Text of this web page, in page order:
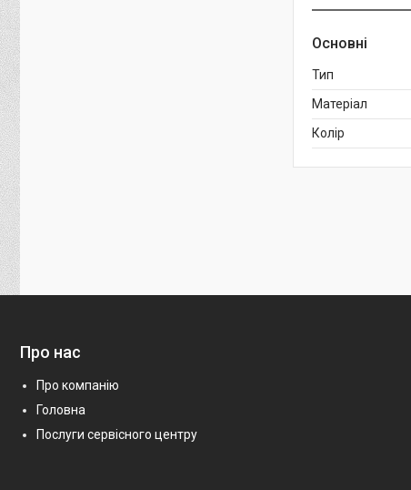
Основні
Тип
Матеріал
Колір
Про нас
Про компанію
Головна
Послуги сервісного центру